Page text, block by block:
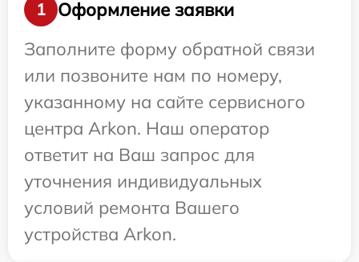
1
Оформление заявки
Заполните форму обратной связи
или позвоните нам по номеру,
указанному на сайте сервисного
центра Arkon. Наш оператор
ответит на Ваш запрос для
уточнения индивидуальных
условий ремонта Вашего
устройства Arkon.